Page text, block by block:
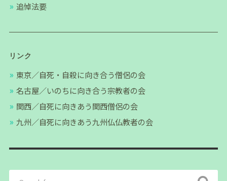
追悼法要
リンク
東京／自死・自殺に向き合う僧侶の会
名古屋／いのちに向き合う宗教者の会
関西／自死に向きあう関西僧侶の会
九州／自死に向きあう九州仏仏教者の会